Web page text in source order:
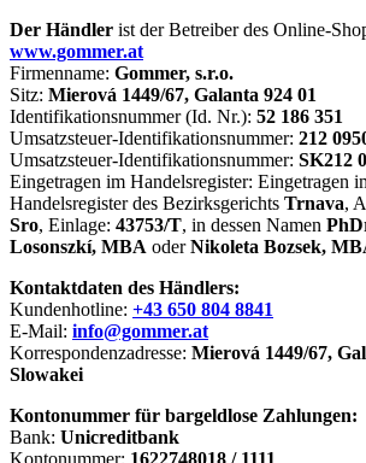
Der Händler ist der Betreiber des Online-
www.gommer.at
Firmenname: Gommer, s.r.o.
Sitz: Mierová 1449/67, Galanta 924 01
Identifikationsnummer (Id. Nr.): 52 186 351
Umsatzsteuer-Identifikationsnummer: 212
Umsatzsteuer-Identifikationsnummer: SK212
Eingetragen im Handelsregister: Eingetragen
Handelsregister des Bezirksgerichts Trnava,
Sro, Einlage: 43753/T, in dessen Namen
Losonszkí, MBA oderNikoleta Bozsek,
Kontaktdaten des Händlers:
Kundenhotline: +43 650 804 8841
E-Mail: info@gommer.at
Korrespondenzadresse: Mierová 1449/67,
Slowakei
Kontonummer für bargeldlose Zahlungen:
Bank: Unicreditbank
Kontonummer: 1622748018 / 1111